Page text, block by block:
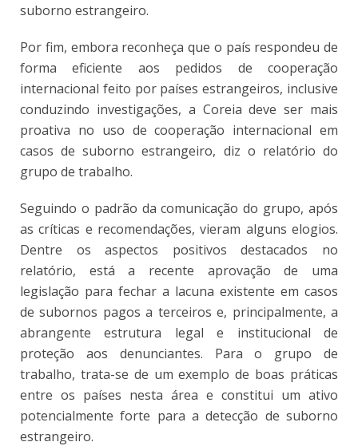
suborno estrangeiro.
Por fim, embora reconheça que o país respondeu de
forma eficiente aos pedidos de cooperação
internacional feito por países estrangeiros, inclusive
conduzindo investigações, a Coreia deve ser mais
proativa no uso de cooperação internacional em
casos de suborno estrangeiro, diz o relatório do
grupo de trabalho.
Seguindo o padrão da comunicação do grupo, após
as críticas e recomendações, vieram alguns elogios.
Dentre os aspectos positivos destacados no
relatório, está a recente aprovação de uma
legislação para fechar a lacuna existente em casos
de subornos pagos a terceiros e, principalmente, a
abrangente estrutura legal e institucional de
proteção aos denunciantes. Para o grupo de
trabalho, trata-se de um exemplo de boas práticas
entre os países nesta área e constitui um ativo
potencialmente forte para a detecção de suborno
estrangeiro.